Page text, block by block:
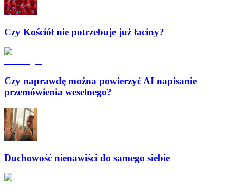
Czy Kościół nie potrzebuje już łaciny?
Czy naprawdę można powierzyć AI napisanie
przemówienia weselnego?
Duchowość nienawiści do samego siebie